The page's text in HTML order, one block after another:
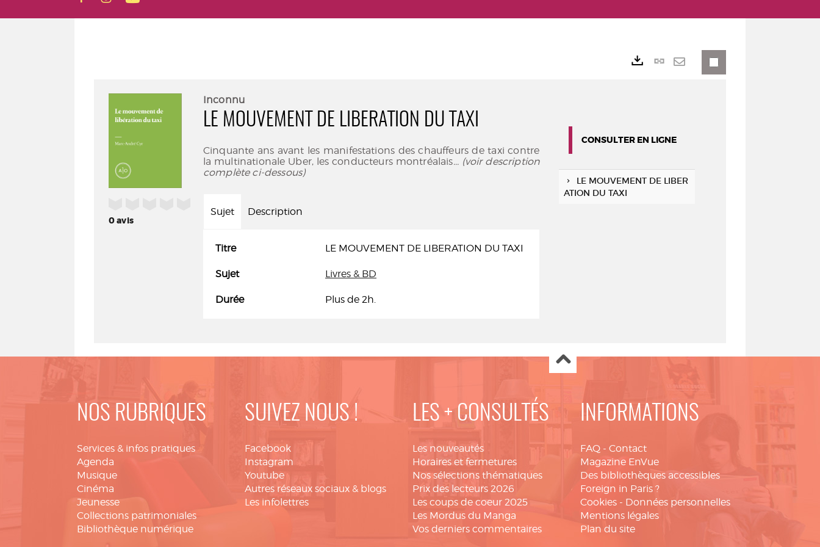
0avis
Inconnu
LE MOUVEMENT DE LIBERATION DU TAXI
Cinquante ans avant les manifestations des chauffeurs de taxi contre
la multinationale Uber, les conducteurs montréalais... (voir description
complète ci-dessous)
Sujet Description
Titre LE MOUVEMENT DE LIBERATION DU TAXI
Sujet Livres & BD
Durée Plus de 2h.
Lien
CONSULTER EN LIGNE
LE MOUVEMENT DE LIBER
ATION DU TAXI
NOS RUBRIQUES
Services & infos pratiques
Agenda
Musique
Cinéma
Jeunesse
Collections patrimoniales
Bibliothèque numérique
SUIVEZ NOUS !
Facebook
Instagram
Youtube
Autres réseaux sociaux & blogs
Les infolettres
LES + CONSULTÉS
Les nouveautés
Horaires et fermetures
Nos sélections thématiques
Prix des lecteurs 2026
Les coups de coeur 2025
Les Mordus du Manga
Vos derniers commentaires
INFORMATIONS
FAQ - Contact
Magazine EnVue
Des bibliothèques accessibles
Foreign in Paris ?
Cookies - Données personnelles
Mentions légales
Plan du site